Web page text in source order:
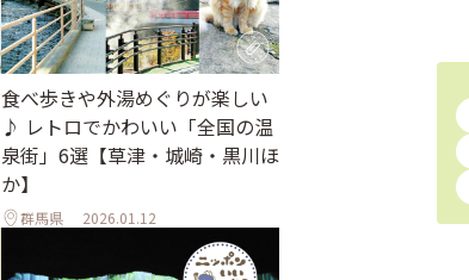
食べ歩きや外湯めぐりが楽しい
♪ レトロでかわいい「全国の温
泉街」6選【草津・城崎・黒川ほ
か】
群馬県 2026.01.12